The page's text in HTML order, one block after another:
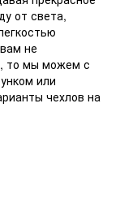
от света,
не
то мы можем с
или
чехлов на